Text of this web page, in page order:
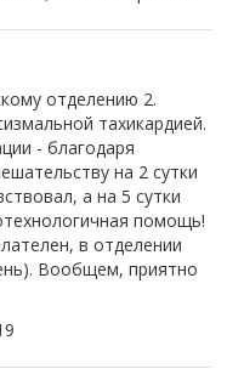
отделению 2.
тахикардией.
- благодаря
на 2 сутки
а на 5 сутки
помощь!
в отделении
Вообщем, приятно